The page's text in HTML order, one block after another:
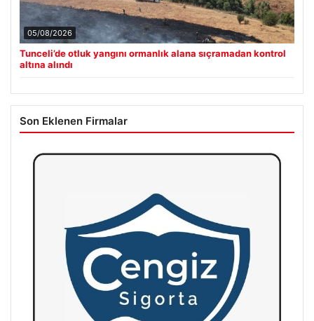
05/08/2026
Tunceli’de otluk yangını ormanlık alana sıçramadan kontrol
altına alındı
Son Eklenen Firmalar